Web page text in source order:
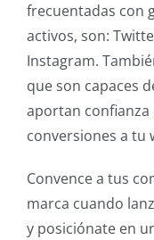
frecuentadas con
activos, son:
Instagram.
que son capaces
aportan
conversiones a tu
Convence a tus
marca cuando
y posiciónate en